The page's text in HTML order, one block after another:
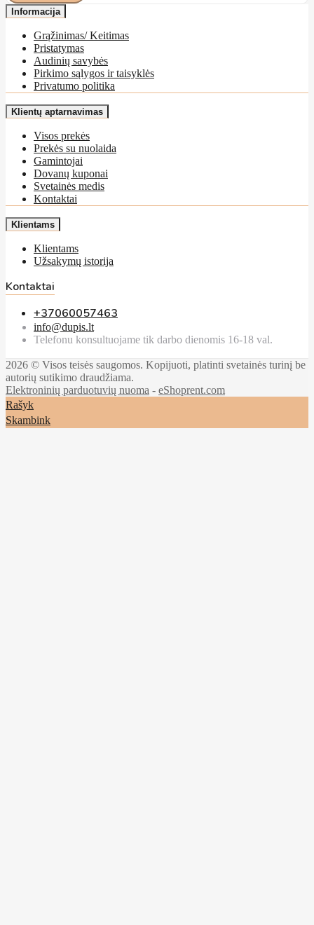
Informacija
Grąžinimas/ Keitimas
Pristatymas
Audinių savybės
Pirkimo sąlygos ir taisyklės
Privatumo politika
Klientų aptarnavimas
Visos prekės
Prekės su nuolaida
Gamintojai
Dovanų kuponai
Svetainės medis
Kontaktai
Klientams
Klientams
Užsakymų istorija
Kontaktai
+37060057463
info@dupis.lt
Telefonu konsultuojame tik darbo dienomis 16-18 val.
2026 © Visos teisės saugomos. Kopijuoti, platinti svetainės turinį be
autorių sutikimo draudžiama.
Elektroninių parduotuvių nuoma - eShoprent.com
Rašyk
Skambink